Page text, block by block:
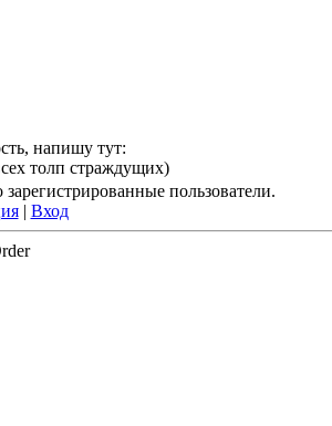
напишу тут:
толп страждущих)
пользователи.
| Вход